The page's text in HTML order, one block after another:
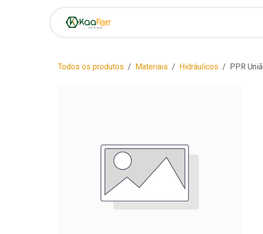
Pular para o conteúdo
Todos os produtos Materiais Hidráulicos PPR